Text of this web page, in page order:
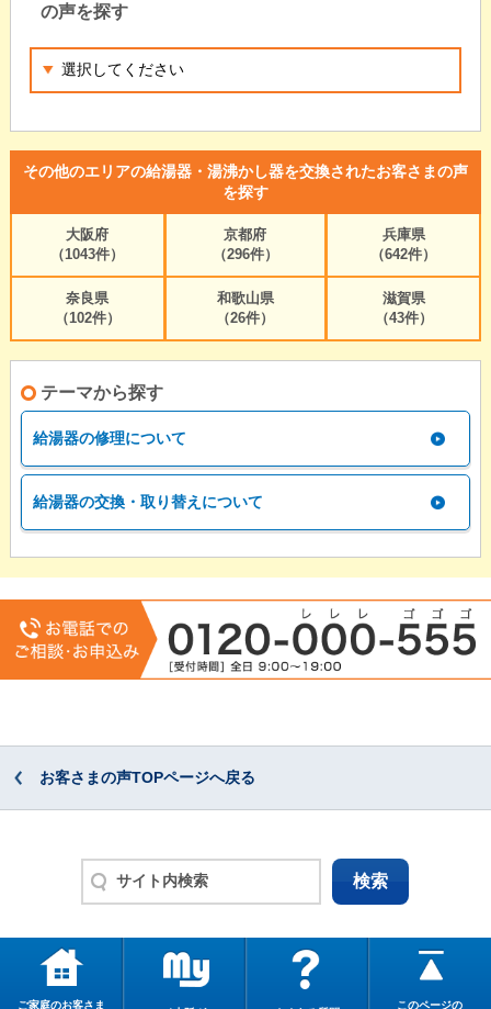
の声を探す
その他のエリアの給湯器・湯沸かし器を交換されたお客さまの声
を探す
大阪府
（1043件）
京都府
（296件）
兵庫県
（642件）
奈良県
（102件）
和歌山県
（26件）
滋賀県
（43件）
テーマから探す
給湯器の修理について
給湯器の交換・取り替えについて
お客さまの声TOPページへ戻る
ご家庭のお客さま このページの